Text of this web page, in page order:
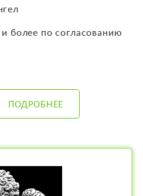
более по согласованию
ПОДРОБНЕЕ